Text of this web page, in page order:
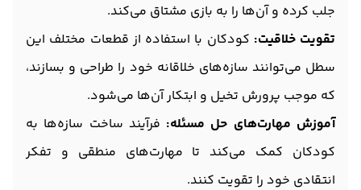
جلب کرده و آن‌ها را به بازی مشتاق می‌کند.
تقویت خلاقیت: کودکان با استفاده از قطعات مختلف این
سطل می‌توانند سازه‌های خلاقانه خود را طراحی و بسازند،
که موجب پرورش تخیل و ابتکار آن‌ها می‌شود.
آموزش مهارت‌های حل مسئله: فرآیند ساخت سازه‌ها به
کودکان کمک می‌کند تا مهارت‌های منطقی و تفکر
انتقادی خود را تقویت کنند.